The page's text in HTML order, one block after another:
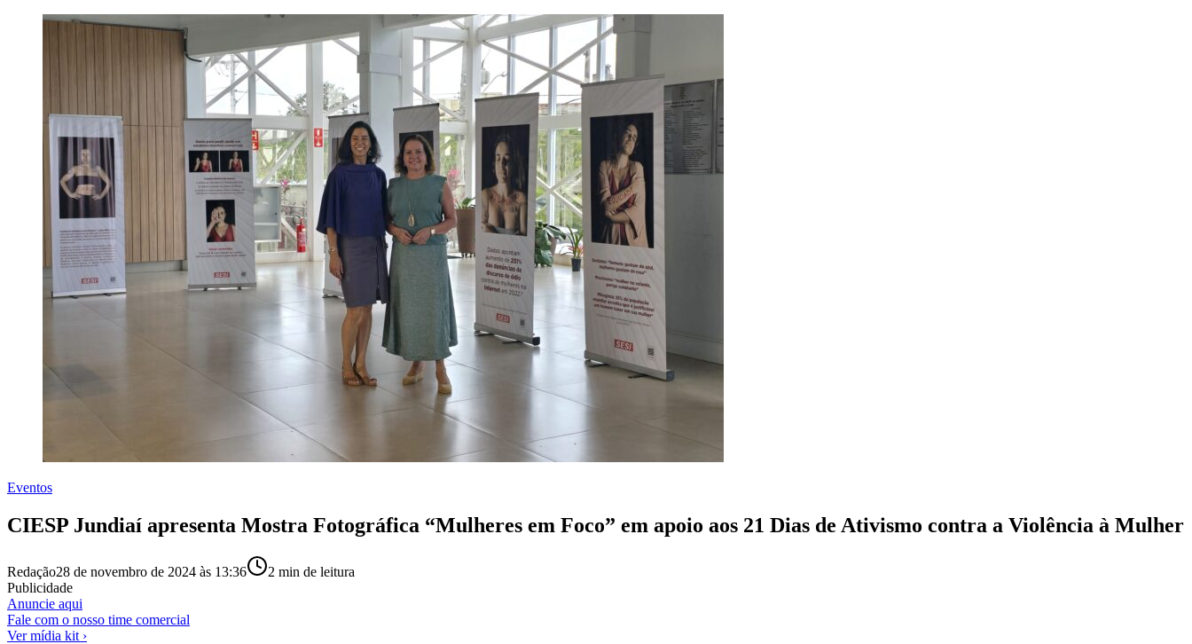
Eventos
CIESP Jundiaí apresenta Mostra Fotográfica “Mulheres em Foco” em apoio aos 21 Dias de Ativismo contra a Violência à Mulher
Redação28 de novembro de 2024 às 13:36 2 min de leitura
Publicidade
Anuncie aqui
Fale com o nosso time comercial
Ver mídia kit ›